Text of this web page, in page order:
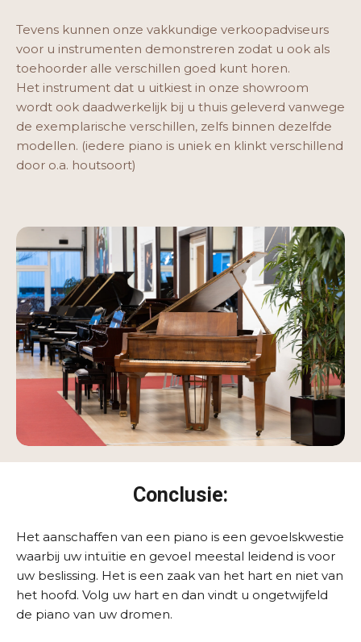
Tevens kunnen onze vakkundige verkoopadviseurs
voor u instrumenten demonstreren zodat u ook als
toehoorder alle verschillen goed kunt horen.
Het instrument dat u uitkiest in onze showroom
wordt ook daadwerkelijk bij u thuis geleverd vanwege
de exemplarische verschillen, zelfs binnen dezelfde
modellen. (iedere piano is uniek en klinkt verschillend
door o.a. houtsoort)
Conclusie:
Het aanschaffen van een piano is een gevoelskwestie
waarbij uw intuïtie en gevoel meestal leidend is voor
uw beslissing. Het is een zaak van het hart en niet van
het hoofd. Volg uw hart en dan vindt u ongetwijfeld
de piano van uw dromen.